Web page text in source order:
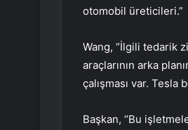
otomobil üreticileri.”
Wang, “İlgili tedarik
araçlarının arka
çalışması var.
Başkan, “Bu